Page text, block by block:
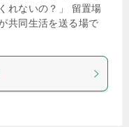
れないの？」 留置場
共同生活を送る場で